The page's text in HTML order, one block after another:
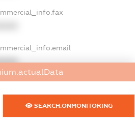
SEARCH.ONMONITORING